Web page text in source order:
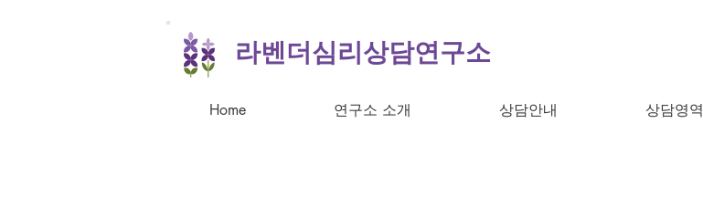
라벤더심리상담연구소
Home 연구소 소개 상담안내 상담영역